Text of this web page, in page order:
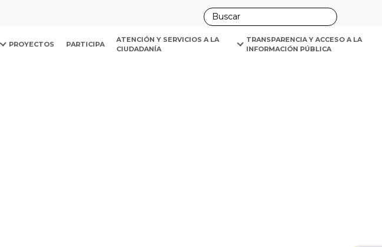
Urbano
PROYECTOS PARTICIPA
ATENCIÓN Y SERVICIOS A LA
CIUDADANÍA
TRANSPARENCIA Y ACCESO A LA
INFORMACIÓN PÚBLICA